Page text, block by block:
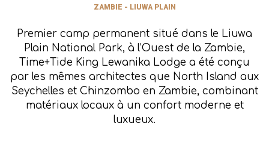
ZAMBIE - LIUWA PLAIN
Premier camp permanent situé dans le Liuwa
Plain National Park, à l’Ouest de la Zambie,
Time+Tide King Lewanika Lodge a été conçu
par les mêmes architectes que North Island aux
Seychelles et Chinzombo en Zambie, combinant
matériaux locaux à un confort moderne et
luxueux.